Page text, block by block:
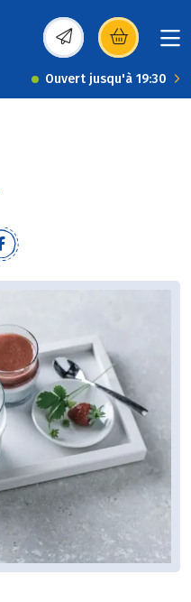
(s’ouvre dans une
Ouvert jusqu'à 19:30